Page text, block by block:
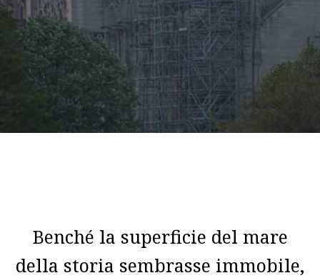
Benché la superficie del mare
della storia sembrasse immobile,